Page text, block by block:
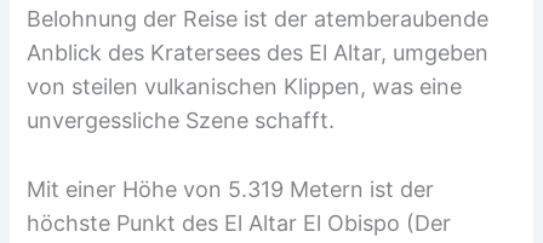
Belohnung der Reise ist der atemberaubende
Anblick des Kratersees des El Altar, umgeben
von steilen vulkanischen Klippen, was eine
unvergessliche Szene schafft.
Mit einer Höhe von 5.319 Metern ist der
höchste Punkt des El Altar El Obispo (Der